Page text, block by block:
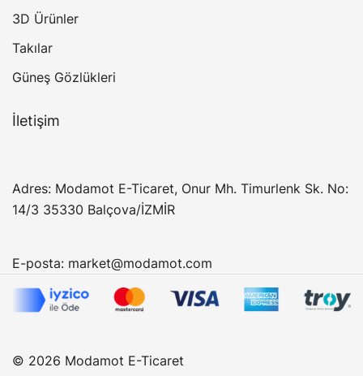
3D Ürünler
Takılar
Güneş Gözlükleri
İletişim
Adres: Modamot E-Ticaret, Onur Mh. Timurlenk Sk. No:
14/3 35330 Balçova/İZMİR
E-posta: market@modamot.com
© 2026 Modamot E-Ticaret